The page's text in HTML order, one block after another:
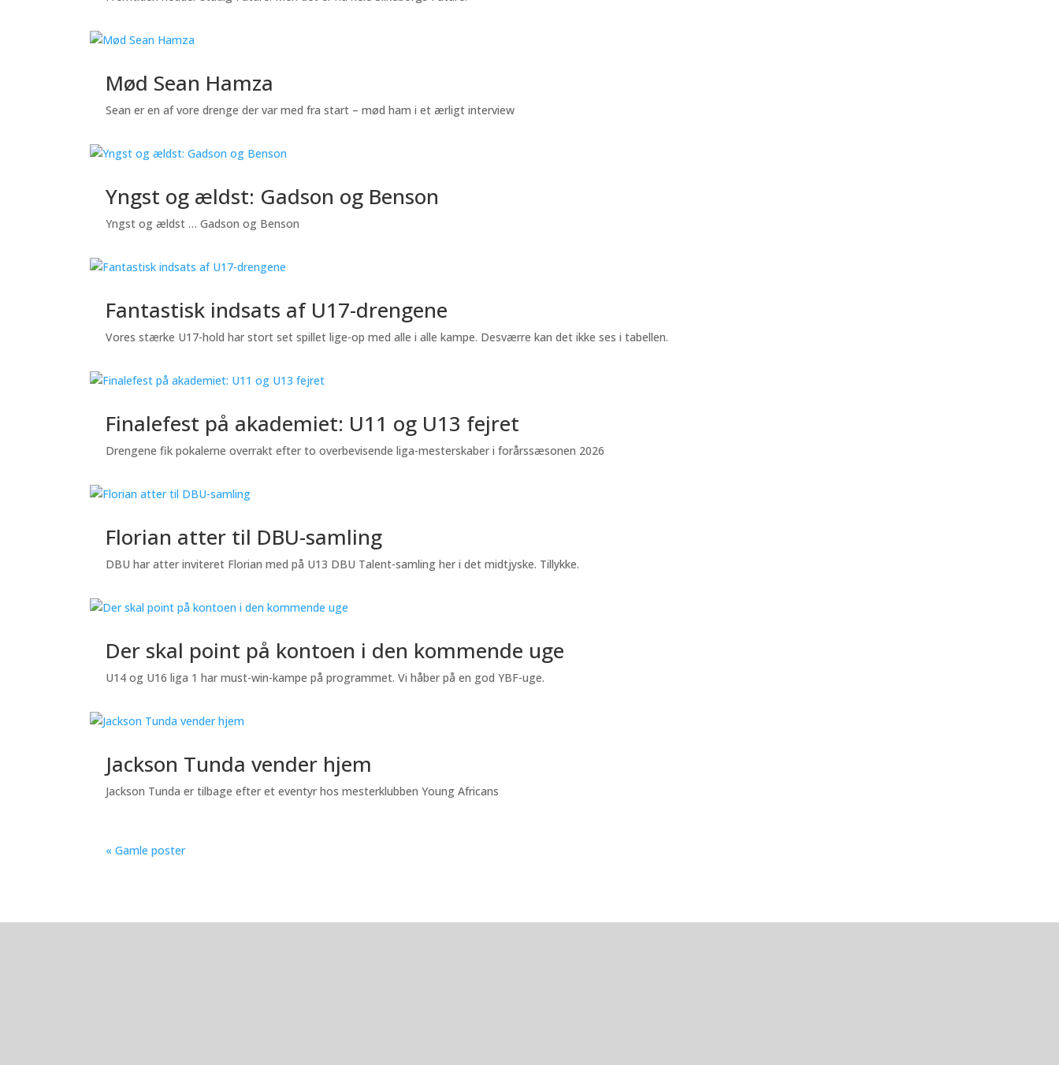
Mød Sean Hamza
Sean er en af vore drenge der var med fra start – mød ham i et ærligt interview
Yngst og ældst: Gadson og Benson
Yngst og ældst … Gadson og Benson
Fantastisk indsats af U17-drengene
Vores stærke U17-hold har stort set spillet lige-op med alle i alle kampe. Desværre kan det ikke ses i tabellen.
Finalefest på akademiet: U11 og U13 fejret
Drengene fik pokalerne overrakt efter to overbevisende liga-mesterskaber i forårssæsonen 2026
Florian atter til DBU-samling
DBU har atter inviteret Florian med på U13 DBU Talent-samling her i det midtjyske. Tillykke.
Der skal point på kontoen i den kommende uge
U14 og U16 liga 1 har must-win-kampe på programmet. Vi håber på en god YBF-uge.
Jackson Tunda vender hjem
Jackson Tunda er tilbage efter et eventyr hos mesterklubben Young Africans
« Gamle poster